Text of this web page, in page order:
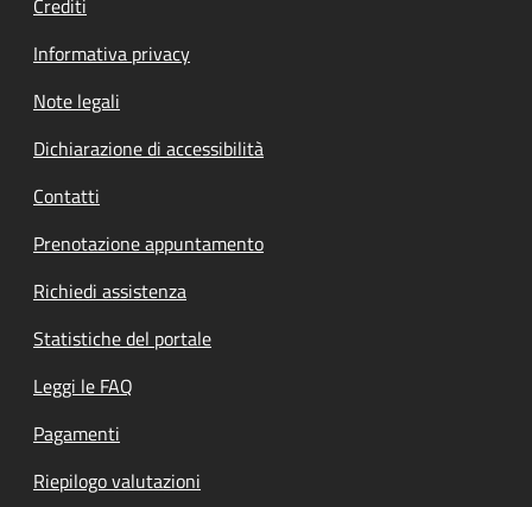
Crediti
Informativa privacy
Note legali
Dichiarazione di accessibilità
Contatti
Prenotazione appuntamento
Richiedi assistenza
Statistiche del portale
Leggi le FAQ
Pagamenti
Riepilogo valutazioni